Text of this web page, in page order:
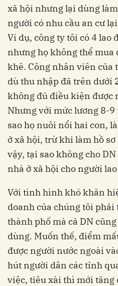
xã hội nhưng lại dùng
người có nhu cầu an cư
Ví dụ, công ty tôi có 4 lao
nhưng họ không thể
khê. Công nhân viên của
dù thu nhập đã trên dưới
không đủ điều kiện được
Nhưng với mức lương 8-
sao họ nuôi nổi hai con,
ở xã hội, trừ khi làm hồ
vậy, tại sao không cho
nhà ở xã hội cho người
Với tình hình khó khăn
doanh của chúng tôi
thành phố mà cả DN
dùng. Muốn thế, điểm
được người nước ngoài
hút người dân các tỉnh
việc, tiêu xài thì mới tăng